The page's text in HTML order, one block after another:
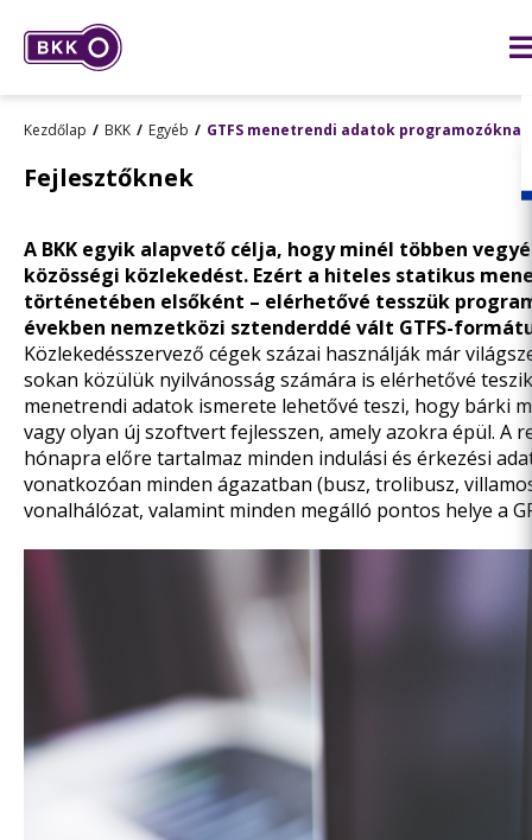
Kezdőlap BKK Egyéb GTFS menetrendi adatok programozóknak
Fejlesztőknek
A BKK egyik alapvető célja, hogy minél többen
közösségi közlekedést. Ezért a hiteles statikus
történetében elsőként – elérhetővé tesszük
években nemzetközi sztenderddé vált GTFS-
Közlekedésszervező cégek százai használják már
sokan közülük nyilvánosság számára is elérhetővé
menetrendi adatok ismerete lehetővé teszi, hogy bárki
vagy olyan új szoftvert fejlesszen, amely azokra épül. A
hónapra előre tartalmaz minden indulási és érkezési
vonatkozóan minden ágazatban (busz, trolibusz,
vonalhálózat, valamint minden megálló pontos helye a